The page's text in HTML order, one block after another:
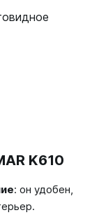
K610
: он удобен,